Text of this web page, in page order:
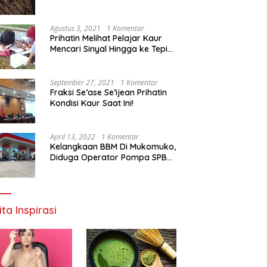
Agustus 3, 2021 1 Komentar
Prihatin Melihat Pelajar Kaur
Mencari Sinyal Hingga ke Tepi
Segera Bertindak
September 27, 2021 1 Komentar
Fraksi Se’ase Se’ijean Prihatin
Kondisi Kaur Saat Ini!
April 13, 2022 1 Komentar
Kelangkaan BBM Di Mukomuko,
Diduga Operator Pompa SPBU
Inspirasi